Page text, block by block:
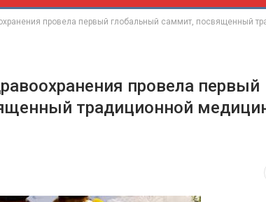
провела первый глобальный саммит, посвященный
провела первый
традиционной